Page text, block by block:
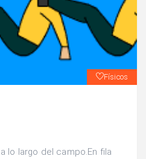
Físicos
lo largo del campo.En fila